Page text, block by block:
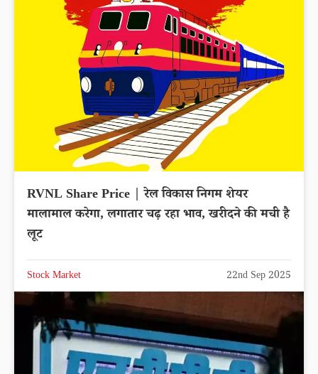
RVNL Share Price | रेल विकास निगम शेयर
मालामाल करेगा, लगातार चढ़ रहा भाव, खरीदने की मची है
लूट
Stock Market 22nd Sep 2025